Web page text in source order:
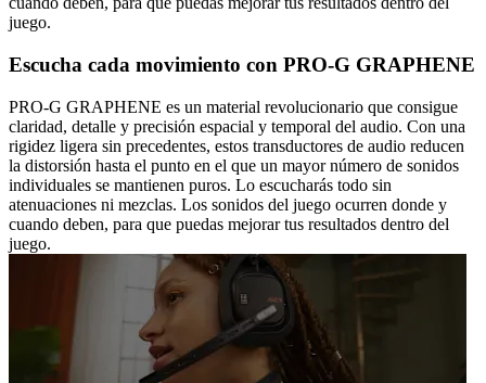
juego.
Escucha cada movimiento con PRO-G GRAPHENE
PRO-G GRAPHENE es un material revolucionario que consigue
claridad, detalle y precisión espacial y temporal del audio. Con una
rigidez ligera sin precedentes, estos transductores de audio reducen
la distorsión hasta el punto en el que un mayor número de sonidos
individuales se mantienen puros. Lo escucharás todo sin
atenuaciones ni mezclas. Los sonidos del juego ocurren donde y
cuando deben, para que puedas mejorar tus resultados dentro del
juego.